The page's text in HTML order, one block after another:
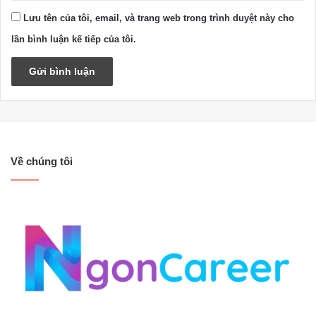
Lưu tên của tôi, email, và trang web trong trình duyệt này cho
lần bình luận kế tiếp của tôi.
Về chúng tôi